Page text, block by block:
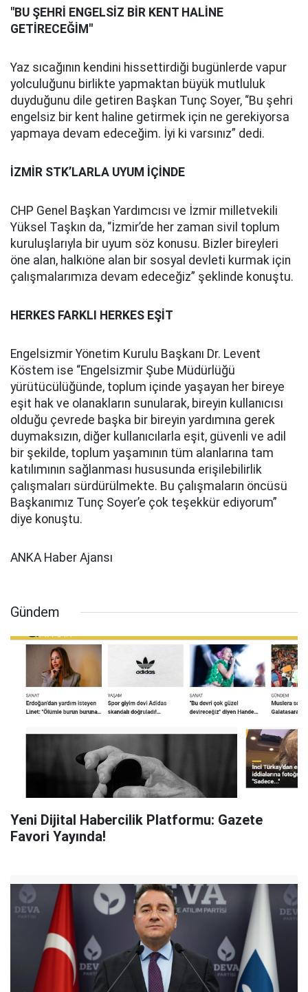
"BU ŞEHRİ ENGELSİZ BİR KENT HALİNE
GETİRECEĞİM"
Yaz sıcağının kendini hissettirdiği bugünlerde vapur
yolculuğunu birlikte yapmaktan büyük mutluluk
duyduğunu dile getiren Başkan Tunç Soyer, “Bu şehri
engelsiz bir kent haline getirmek için ne gerekiyorsa
yapmaya devam edeceğim. İyi ki varsınız” dedi.
İZMİR STK’LARLA UYUM İÇİNDE
CHP Genel Başkan Yardımcısı ve İzmir milletvekili
Yüksel Taşkın da, “İzmir’de her zaman sivil toplum
kuruluşlarıyla bir uyum söz konusu. Bizler bireyleri
öne alan, halkıöne alan bir sosyal devleti kurmak için
çalışmalarımıza devam edeceğiz” şeklinde konuştu.
HERKES FARKLI HERKES EŞİT
Engelsizmir Yönetim Kurulu Başkanı Dr. Levent
Köstem ise “Engelsizmir Şube Müdürlüğü
yürütücülüğünde, toplum içinde yaşayan her bireye
eşit hak ve olanakların sunularak, bireyin kullanıcısı
olduğu çevrede başka bir bireyin yardımına gerek
duymaksızın, diğer kullanıcılarla eşit, güvenli ve adil
bir şekilde, toplum yaşamının tüm alanlarına tam
katılımının sağlanması hususunda erişilebilirlik
çalışmaları sürdürülmekte. Bu çalışmaların öncüsü
Başkanımız Tunç Soyer’e çok teşekkür ediyorum”
diye konuştu.
ANKA Haber Ajansı
Gündem
Yeni Dijital Habercilik Platformu: Gazete
Favori Yayında!